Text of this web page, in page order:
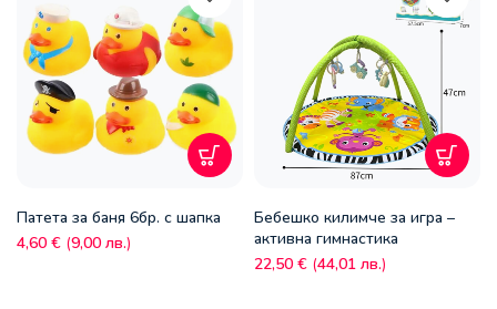
Патета за баня 6бр. с шапка
4,60 € (9,00 лв.)
Бебешко килимче за игра –
активна гимнастика
22,50 € (44,01 лв.)